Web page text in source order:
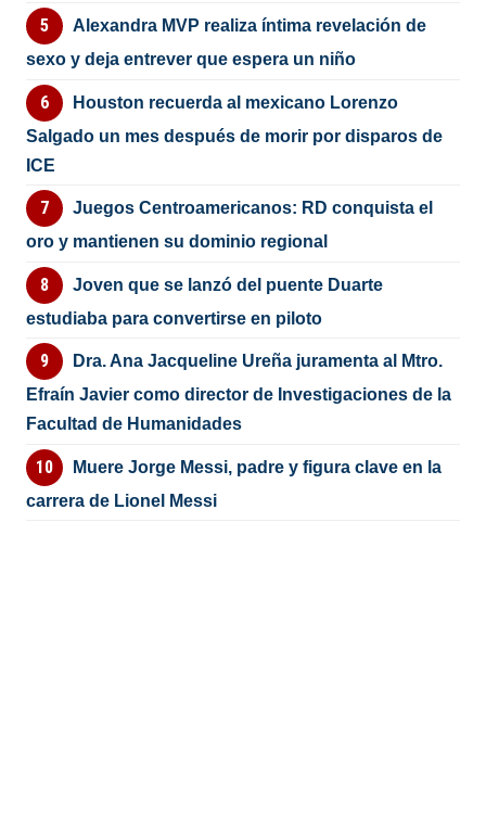
Alexandra MVP realiza íntima revelación de
sexo y deja entrever que espera un niño
Houston recuerda al mexicano Lorenzo
Salgado un mes después de morir por disparos de
ICE
Juegos Centroamericanos: RD conquista el
oro y mantienen su dominio regional
Joven que se lanzó del puente Duarte
estudiaba para convertirse en piloto
Dra. Ana Jacqueline Ureña juramenta al Mtro.
Efraín Javier como director de Investigaciones de la
Facultad de Humanidades
Muere Jorge Messi, padre y figura clave en la
carrera de Lionel Messi